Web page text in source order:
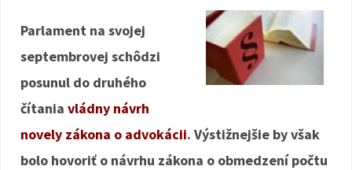
o e
Parlament na svojej
septembrovej schôdzi
posunul do druhého
čítania vládny návrh
novely zákona o advokácii. Výstižnejšie by však
bolo hovoriť o návrhu zákona o obmedzení počtu